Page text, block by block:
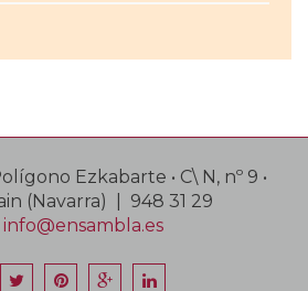
Ezkabarte • C\ N, nº 9 •
(Navarra) | 948 31 29
info@ensambla.es